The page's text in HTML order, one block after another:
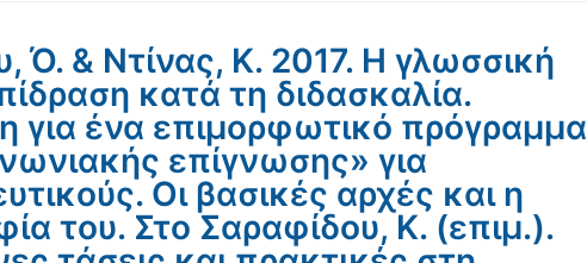
Ό. & Ντίνας, Κ. 2017. Η γλωσσική
κατά τη διδασκαλία.
για ένα επιμορφωτικό πρόγραμμα
επίγνωσης» για
Οι βασικές αρχές και η
του. Στο Σαραφίδου, Κ. (επιμ.).